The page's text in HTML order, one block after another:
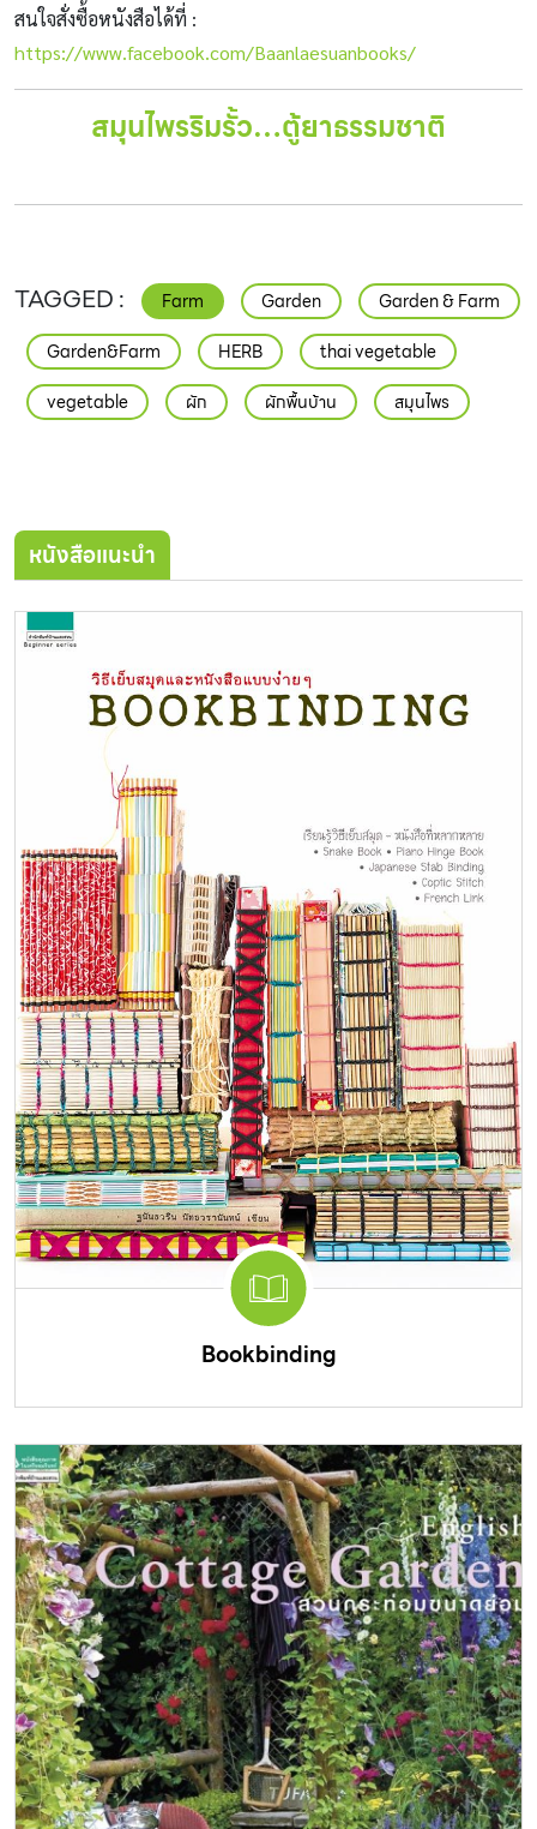
สนใจสั่งซื้อหนังสือได้ที่ :
https://www.facebook.com/Baanlaesuanbooks/
สมุนไพรริมรั้ว…ตู้ยาธรรมชาติ
Farm Garden
Garden & Farm
Garden&Farm
HERB
thai vegetable
vegetable
ผัก ผักพื้นบ้าน สมุนไพร
หนังสือแนะนำ
Bookbinding